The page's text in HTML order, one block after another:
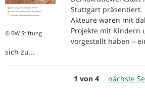
© BW Stiftung
Stuttgart präsentiert.
Akteure waren mit
Projekte mit Kindern
vorgestellt haben –
sich zu...
1 von 4 nächste